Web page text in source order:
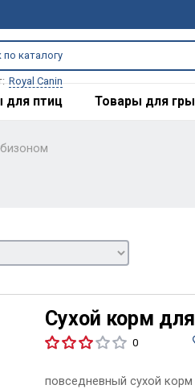
Royal Canin
для птиц Товары для
Сухой корм
0
повседневный сухой